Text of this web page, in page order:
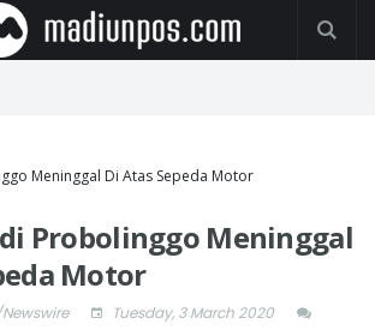
Meninggal Di Atas Sepeda Motor
Probolinggo Meninggal
Motor
Tuesday, 3 March 2020